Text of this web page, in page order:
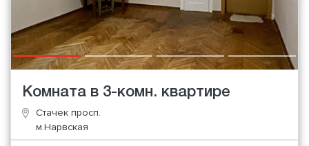
Комната в 3-комн. квартире
Стачек просп.
м.Нарвская